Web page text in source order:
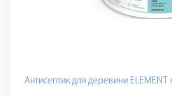
Антисептик для деревини ELEMENT